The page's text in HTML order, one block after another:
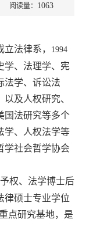
阅读量： 1063
立法律系， 1994
学、法理学、宪
法学、诉讼法
及人权研究、
国法研究等多个
学、人权法学等
学社会哲学协会
权、法学博士后
律硕士专业学位
点研究基地，是